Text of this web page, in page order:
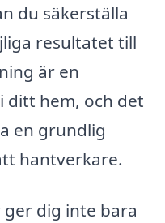
du säkerställa
resultatet till
är en
ditt hem, och det
en grundlig
hantverkare.
dig inte bara